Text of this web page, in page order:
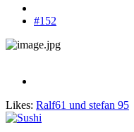
#152
Likes: Ralf61 und stefan 95